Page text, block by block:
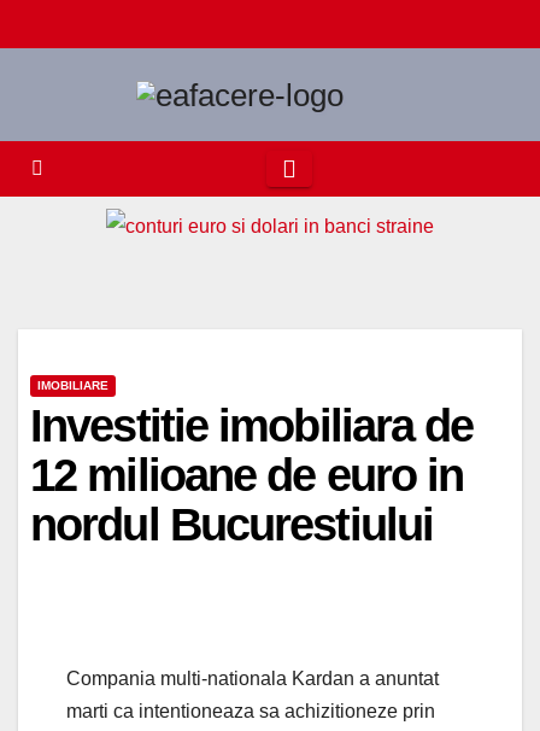
to
IMOBILIARE
Investitie imobiliara de
12 milioane de euro in
nordul Bucurestiului
Compania multi-nationala Kardan a anuntat
marti ca intentioneaza sa achizitioneze prin